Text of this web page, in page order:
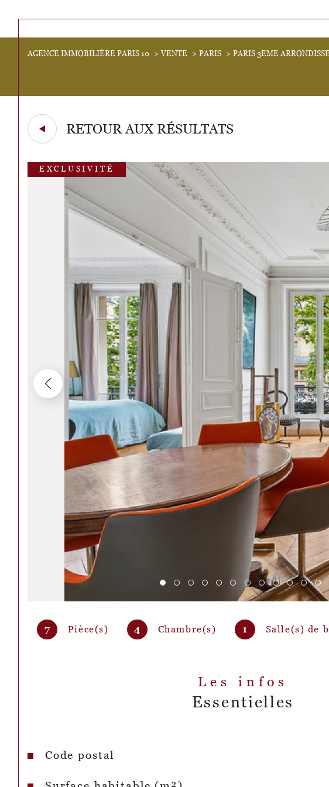
Acheter
Louer
TYPE DE BIEN 1
Appartement 75001 - Paris
AGENCE IMMOBILIÈRE PARIS 10 VENTE PARIS PARIS 3EME
RETOUR AUX RÉSULTATS
EXCLUSIVITÉ
7 Pièce(s) 4 Chambre(s) 1 Salle(s) de
Les infos
Essentielles
Caractéristiques Valeurs
Code postal